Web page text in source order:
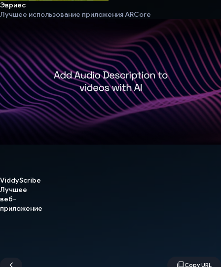
Эвриес
Лучшее использование приложения ARCore
ViddyScribe
Лучшее
веб-
приложение